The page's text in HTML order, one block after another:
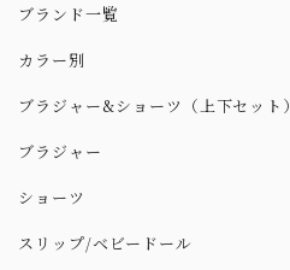
ブランド一覧
カラー別
ブラジャー&ショーツ（上下セット）
ブラジャー
ショーツ
スリップ/ベビードール